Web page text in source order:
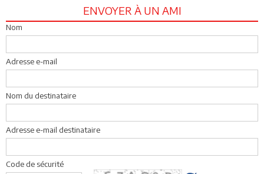
ENVOYER À UN AMI
Nom
Adresse e-mail
Nom du destinataire
Adresse e-mail destinataire
Code de sécurité